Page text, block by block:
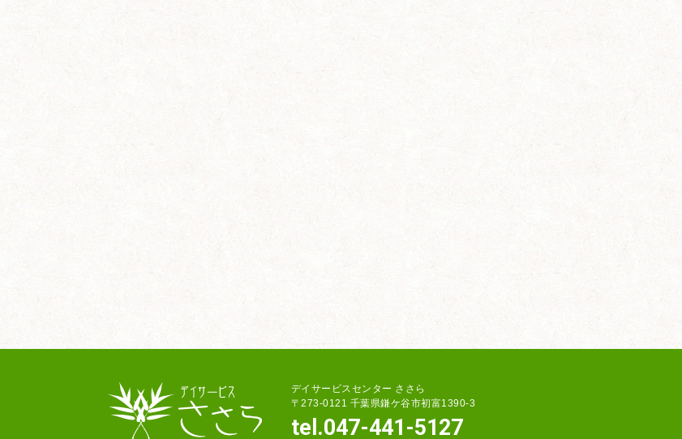
デイサービスセンター ささら
〒273-0121 千葉県鎌ケ谷市初富1390-3
tel.047-441-5127